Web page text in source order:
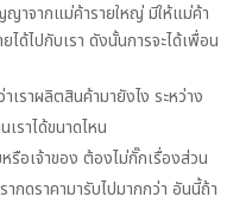
ญาจากแม่ค้ารายใหญ่ มีให้แม่ค้า
ด้ไปกับเรา ดังนั้นการจะได้เพื่อน
เราผลิตสินค้ามายังไง ระหว่าง
ราได้ขนาดไหน
รือเจ้าของ ต้องไม่กั๊กเรื่องส่วน
กดราคามารับไปมากกว่า อันนี้ถ้า